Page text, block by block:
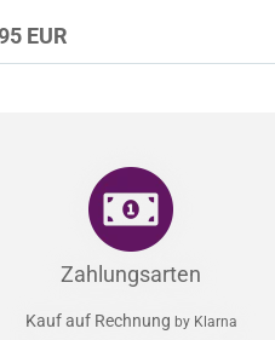
EUR
Zahlungsarten
Kauf auf Rechnung by Klarna